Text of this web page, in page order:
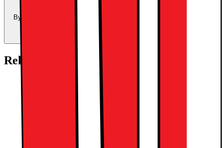
Byt in din enhet och använd dess värde som delbetalning mot en ny
Beräkna ditt inbytesvärde
Rekommenderade tillbehör:
Apple AirPods Pro Gen 3 (2025) True
Wireless hörlurar